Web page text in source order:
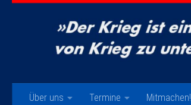
Über uns Termine Mitmachen!